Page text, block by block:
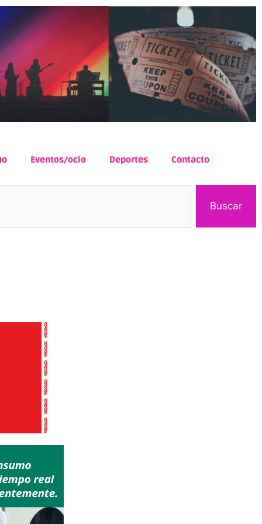
Eventos/ocio Deportes Contacto
Buscar